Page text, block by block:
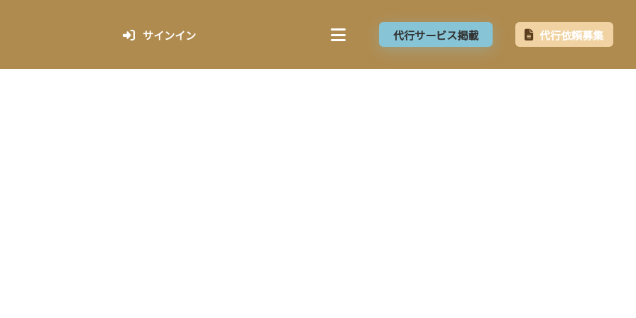
サインイン 代行サービス掲載 代行依頼募集